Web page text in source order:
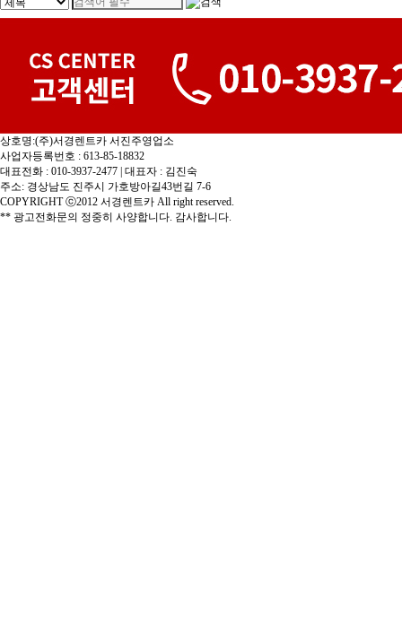
상호명:(주)서경렌트카 서진주영업소
사업자등록번호 : 613-85-18832
대표전화 : 010-3937-2477 | 대표자 : 김진숙
주소: 경상남도 진주시 가호방아길43번길 7-6
COPYRIGHT ⓒ2012 서경렌트카 All right reserved.
** 광고전화문의 정중히 사양합니다. 감사합니다.